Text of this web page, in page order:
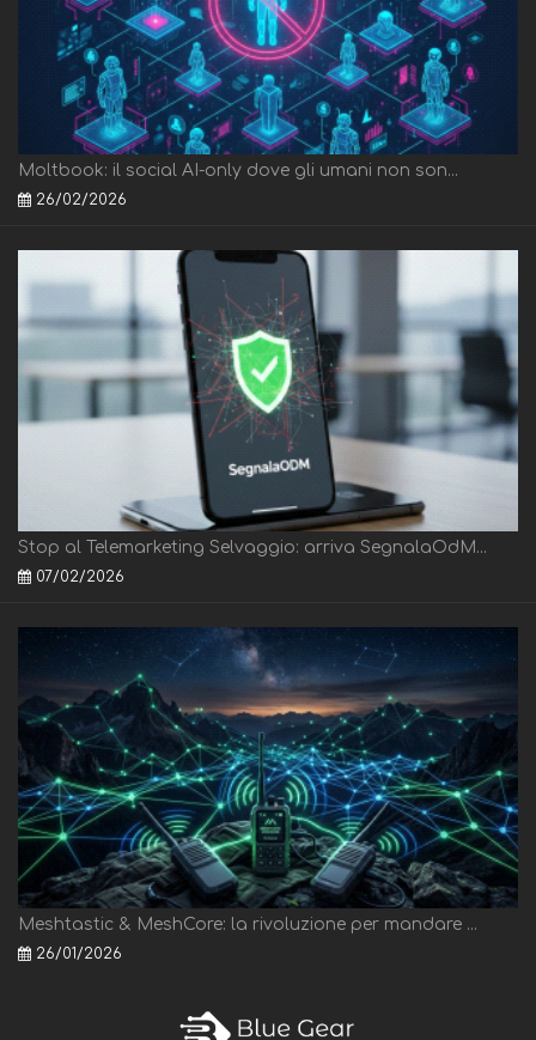
Moltbook: il social AI-only dove gli umani non son...
26/02/2026
Stop al Telemarketing Selvaggio: arriva SegnalaOdM...
07/02/2026
Meshtastic & MeshCore: la rivoluzione per mandare ...
26/01/2026